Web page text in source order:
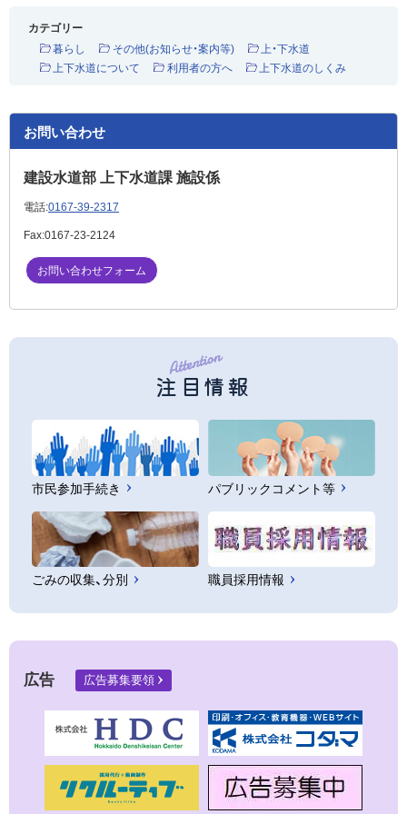
カテゴリー
暮らし
その他(お知らせ・案内等)
上・下水道
上下水道について
利用者の方へ 上下水道のしくみ
お問い合わせ
建設水道部 上下水道課 施設係
電話:0167-39-2317
Fax:0167-23-2124
お問い合わせフォーム
注目情報
市民参加手続き パブリックコメント等
ごみの収集、分別 職員採用情報
広告 広告募集要領